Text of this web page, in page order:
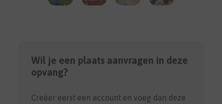
Wil je een plaats aanvragen in deze
opvang?
Creëer eerst een account en voeg dan deze